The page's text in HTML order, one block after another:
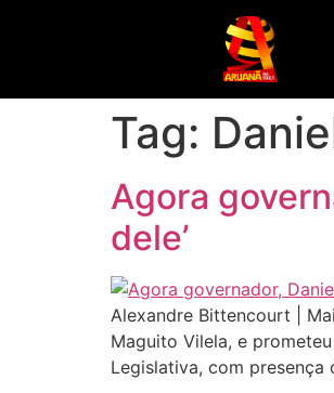
Tag:
Agora
dele’
Alexandre Bittencourt |
Maguito Vilela, e
Legislativa, com